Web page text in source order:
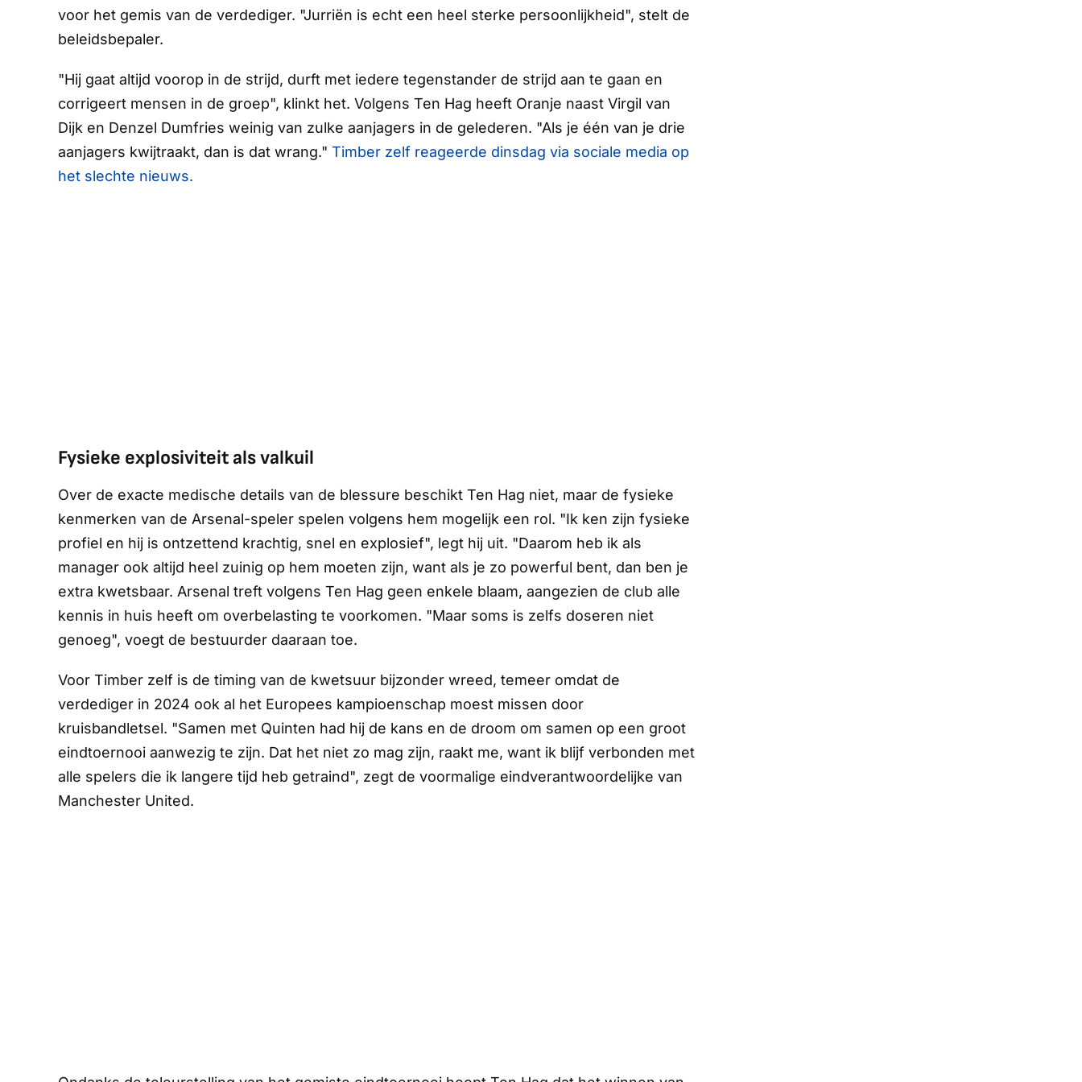
voor het gemis van de verdediger. "Jurriën is echt een heel sterke persoonlijkheid", stelt de
beleidsbepaler.
"Hij gaat altijd voorop in de strijd, durft met iedere tegenstander de strijd aan te gaan en
corrigeert mensen in de groep", klinkt het. Volgens Ten Hag heeft Oranje naast Virgil van
Dijk en Denzel Dumfries weinig van zulke aanjagers in de gelederen. "Als je één van je drie
aanjagers kwijtraakt, dan is dat wrang." Timber zelf reageerde dinsdag via sociale media op
het slechte nieuws.
Fysieke explosiviteit als valkuil
Over de exacte medische details van de blessure beschikt Ten Hag niet, maar de fysieke
kenmerken van de Arsenal-speler spelen volgens hem mogelijk een rol. "Ik ken zijn fysieke
profiel en hij is ontzettend krachtig, snel en explosief", legt hij uit. "Daarom heb ik als
manager ook altijd heel zuinig op hem moeten zijn, want als je zo powerful bent, dan ben je
extra kwetsbaar. Arsenal treft volgens Ten Hag geen enkele blaam, aangezien de club alle
kennis in huis heeft om overbelasting te voorkomen. "Maar soms is zelfs doseren niet
genoeg", voegt de bestuurder daaraan toe.
Voor Timber zelf is de timing van de kwetsuur bijzonder wreed, temeer omdat de
verdediger in 2024 ook al het Europees kampioenschap moest missen door
kruisbandletsel. "Samen met Quinten had hij de kans en de droom om samen op een groot
eindtoernooi aanwezig te zijn. Dat het niet zo mag zijn, raakt me, want ik blijf verbonden met
alle spelers die ik langere tijd heb getraind", zegt de voormalige eindverantwoordelijke van
Manchester United.